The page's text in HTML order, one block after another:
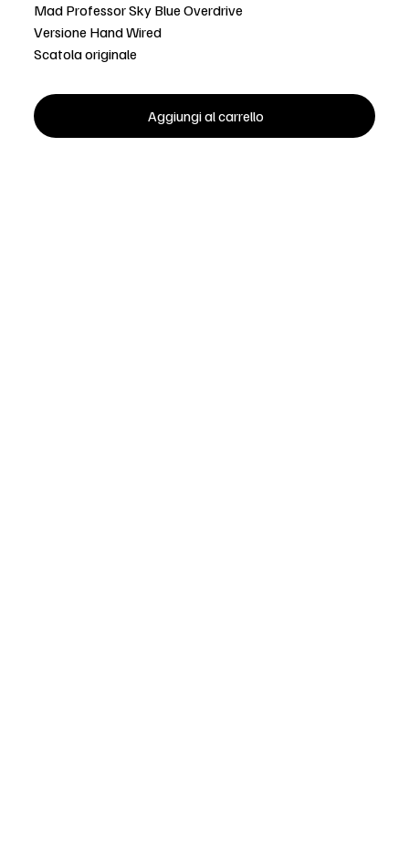
Mad Professor Sky Blue Overdrive
Versione Hand Wired
Scatola originale
Aggiungi al carrello